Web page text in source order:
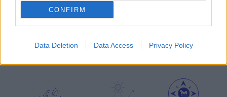
CONFIRM
Data Deletion Data Access Privacy Policy